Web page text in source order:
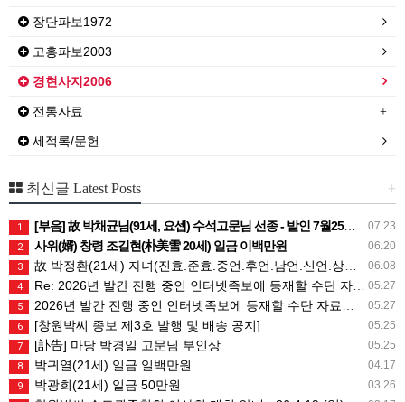
장단파보1972
고흥파보2003
경현사지2006
전통자료
세적록/문헌
+
최신글 Latest Posts
07.23
1 [부음] 故 박채균님(91세, 요셉) 수석고문님 선종 - 발인 7월25일 (토) 05시
06.20
2 사위(婿) 창령 조길현(朴美雪 20세) 일금 이백만원
06.08
3 故 박정환(21세) 자녀(진효.준효.중언.후언.남언.신언.상희) 일금 일백만원
05.27
4 Re: 2026년 발간 진행 중인 인터넷족보에 등재할 수단 자료는 무엇인가요?
05.27
5 2026년 발간 진행 중인 인터넷족보에 등재할 수단 자료는 무엇인가요?
05.25
6 [창원박씨 종보 제3호 발행 및 배송 공지]
05.25
7 [訃告] 마당 박경일 고문님 부인상
04.17
8 박귀열(21세) 일금 일백만원
03.26
9 박광희(21세) 일금 50만원